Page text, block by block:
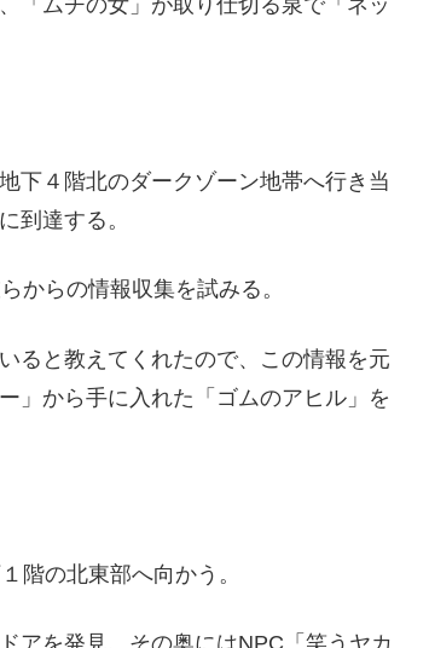
下４階北のダークゾーン地帯へ行き当
到達する。
からの情報収集を試みる。
ると教えてくれたので、この情報を元
」から手に入れた「ゴムのアヒル」を
階の北東部へ向かう。